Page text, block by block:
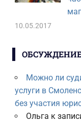
10.05.2017
Можно ли
услуги в
без участия
Ольга к